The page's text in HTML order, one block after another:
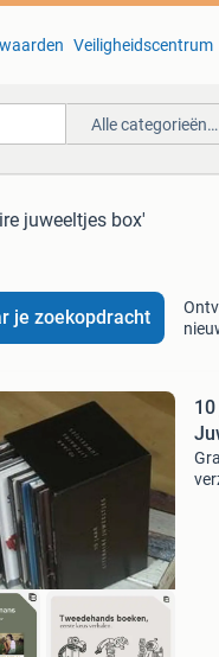
Veiligheidscentrum
Alle categorieën…
juweeltjes box'
je zoekopdracht